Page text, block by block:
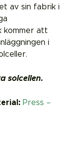
av sin fabrik i
kommer att
i
solcellen.
Press –